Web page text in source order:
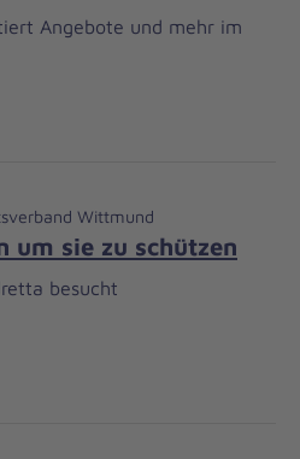
Angebote und mehr im
Wittmund
um sie zu schützen
besucht